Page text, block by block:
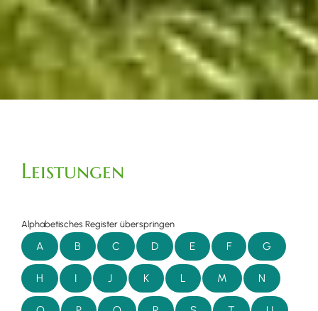
Leistungen
Alphabetisches Register überspringen
A B C D E F G
H I J K L M N